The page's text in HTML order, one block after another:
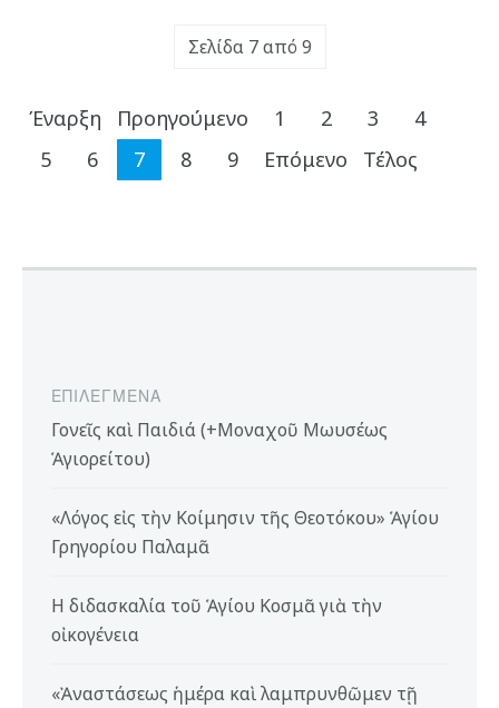
Σελίδα 7 από 9
Έναρξη Προηγούμενο 1 2 3
4
5
6 7 8 9 Επόμενο Τέλος
ΕΠΙΛΕΓΜΈΝΑ
Γονεῖς καὶ Παιδιά (+Μοναχοῦ Μωυσέως
Ἁγιορείτου)
«Λόγος εἰς τὴν Κοίμησιν τῆς Θεοτόκου» Ἁγίου
Γρηγορίου Παλαμᾶ
Η διδασκαλία τοῦ Ἁγίου Κοσμᾶ γιὰ τὴν
οἰκογένεια
«Ἀναστάσεως ἡμέρα καὶ λαμπρυνθῶμεν τῇ